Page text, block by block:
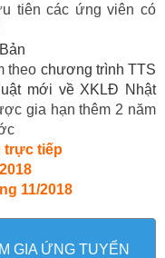
tiên các ứng viên có
theo chương trình TTS
luật mới về XKLĐ Nhật
gia hạn thêm 2 năm
trực tiếp
11/2018
GIA ỨNG TUYỂN